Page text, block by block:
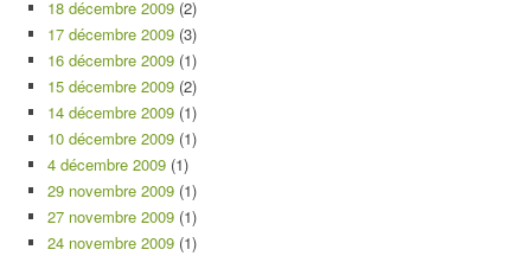
18 décembre 2009 (2)
17 décembre 2009 (3)
16 décembre 2009 (1)
15 décembre 2009 (2)
14 décembre 2009 (1)
10 décembre 2009 (1)
4 décembre 2009 (1)
29 novembre 2009 (1)
27 novembre 2009 (1)
24 novembre 2009 (1)